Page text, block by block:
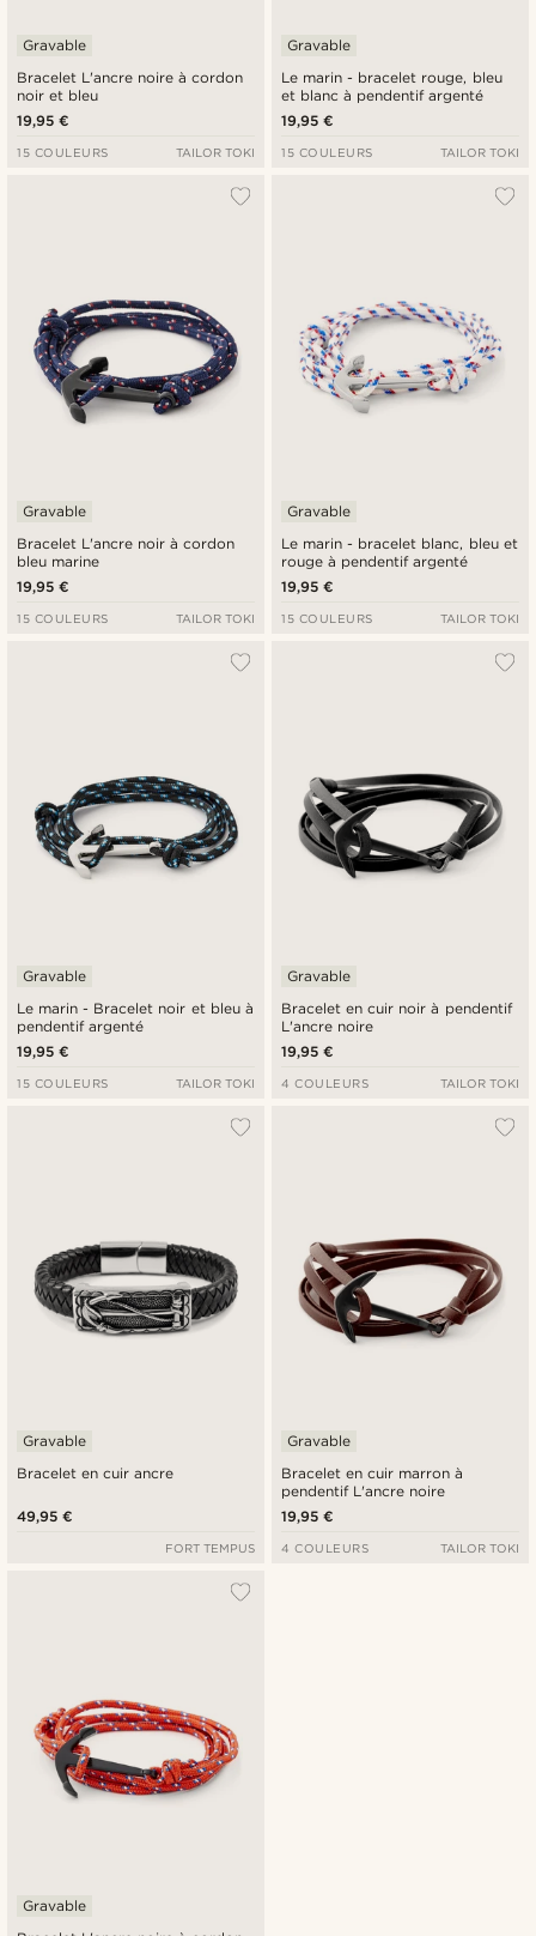
Bracelet L'ancre noire à cordon
noir et bleu
Gravable
19,95 €
15 COULEURS TAILOR TOKI
Le marin - bracelet rouge, bleu
et blanc à pendentif argenté
Gravable
19,95 €
15 COULEURS TAILOR TOKI
Bracelet L'ancre noir à cordon
bleu marine
Gravable
19,95 €
15 COULEURS TAILOR TOKI
Le marin - bracelet blanc, bleu et
rouge à pendentif argenté
Gravable
19,95 €
15 COULEURS TAILOR TOKI
Le marin - Bracelet noir et bleu à
pendentif argenté
Gravable
19,95 €
15 COULEURS TAILOR TOKI
Bracelet en cuir noir à pendentif
L'ancre noire
Gravable
19,95 €
4 COULEURS TAILOR TOKI
Bracelet en cuir ancre
Gravable
49,95 €
FORT TEMPUS
Bracelet en cuir marron à
pendentif L'ancre noire
Gravable
19,95 €
4 COULEURS TAILOR TOKI
Gravable